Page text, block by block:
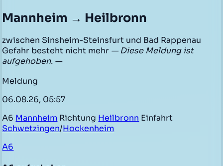
Mannheim → Heilbronn
zwischen Sinsheim-Steinsfurt und Bad Rappenau
Gefahr besteht nicht mehr — Diese Meldung ist
aufgehoben. —
Meldung
06.08.26, 05:57
A6 Mannheim Richtung Heilbronn Einfahrt
Schwetzingen/Hockenheim
A6